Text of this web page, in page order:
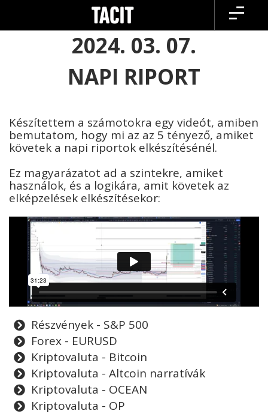
content
2024. 03. 07.
NAPI RIPORT
Készítettem a számotokra egy videót, amiben
bemutatom, hogy mi az az 5 tényező, amiket
követek a napi riportok elkészítésénél.
Ez magyarázatot ad a szintekre, amiket
használok, és a logikára, amit követek az
elképzelések elkészítésekor:
Részvények - S&P 500
Forex - EURUSD
Kriptovaluta - Bitcoin
Kriptovaluta - Altcoin narratívák
Kriptovaluta - OCEAN
Kriptovaluta - OP